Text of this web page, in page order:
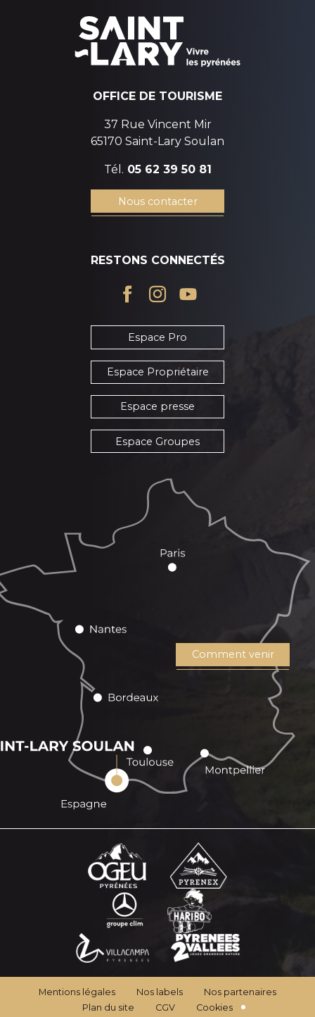
OFFICE DE TOURISME
37 Rue Vincent Mir
65170 Saint-Lary Soulan
Tél. 05 62 39 50 81
Nous contacter
RESTONS CONNECTÉS
Espace Pro
Espace Propriétaire
Espace presse
Espace Groupes
Comment venir
Mentions légales Nos labels
Nos partenaires
Plan du site
CGV Cookies